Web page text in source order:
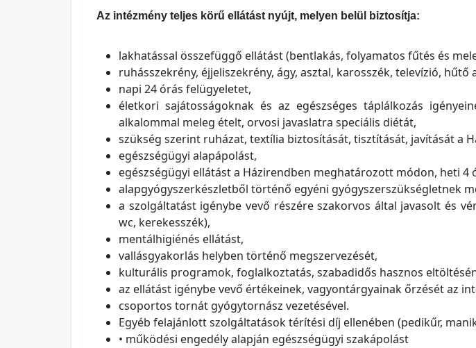
Az intézmény teljes körű ellátást nyújt, melyen belül biztosítja:
lakhatással összefüggő ellátást (bentlakás, folyamatos fűtés és
ruhásszekrény, éjjeliszekrény, ágy, asztal, karosszék, televízió,
napi 24 órás felügyeletet,
életkori sajátosságoknak és az egészséges táplálkozás
alkalommal meleg ételt, orvosi javaslatra speciális diétát,
szükség szerint ruházat, textília biztosítását, tisztítását, javítását a
egészségügyi alapápolást,
egészségügyi ellátást a Házirendben meghatározott módon, heti 4
alapgyógyszerkészletből történő egyéni gyógyszerszükségletnek
a szolgáltatást igénybe vevő részére szakorvos által javasolt és
wc, kerekesszék),
mentálhigiénés ellátást,
vallásgyakorlás helyben történő megszervezését,
kulturális programok, foglalkoztatás, szabadidős hasznos
az ellátást igénybe vevő értékeinek, vagyontárgyainak őrzését az
csoportos tornát gyógytornász vezetésével.
Egyéb felajánlott szolgáltatások térítési díj ellenében (pedikűr,
• működési engedély alapján egészségügyi szakápolást